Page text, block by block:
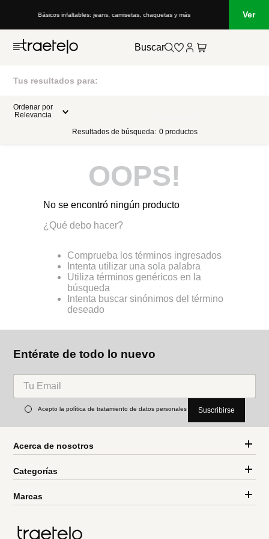
Básicos infaltables: jeans, camisetas, chaquetas y más Ver
Buscar
Tus resultados para:
Ordenar por
Relevancia
Resultados de búsqueda: 0 productos
OOPS!
No se encontró ningún producto
¿Qué debo hacer?
Comprueba los términos ingresados
Intenta utilizar una sola palabra
Utiliza términos genéricos en la
búsqueda
Intenta buscar sinónimos del término
deseado
Entérate de todo lo nuevo
Acepto la política de tratamiento de datos personales Suscribirse
Acerca de nosotros
Categorías
Marcas